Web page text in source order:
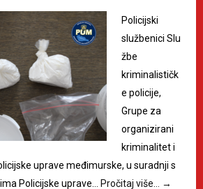
Policijski
službenici Slu
žbe
kriminalističk
e policije,
Grupe za
organizirani
kriminalitet i
uprave međimurske, u suradnji s
Policijske uprave…
Pročitaj više… →